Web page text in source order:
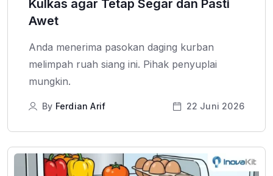
Kulkas agar Tetap Segar dan Pasti
Awet
Anda menerima pasokan daging kurban
melimpah ruah siang ini. Pihak penyuplai
mungkin.
By Ferdian Arif 22 Juni 2026